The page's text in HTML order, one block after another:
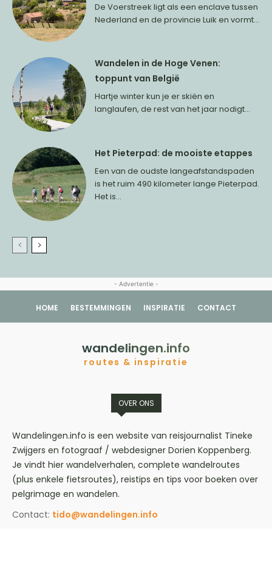
De Voerstreek ligt als een enclave tussen
Nederland en de provincie Luik en vormt...
Wandelen in de Hoge Venen:
toppunt van België
Hartje winter kun je er skiën en
langlaufen, de rest van het jaar nodigt...
Het Pieterpad: de mooiste etappes
Een van de oudste langeafstandspaden
is het ruim 490 kilometer lange Pieterpad.
Het is...
- Advertentie -
HOME BESTEMMINGEN INSPIRATIE CONTACT
wandelingen.info
routes & inspiratie
OVER ONS
Wandelingen.info is een website van reisjournalist Tineke
Zwijgers en fotograaf / webdesigner Dorien Koppenberg.
Je vindt hier wandelverhalen, complete wandelroutes
(plus enkele fietsroutes), reistips en tips voor boeken over
pelgrimage en wandelen.
Contact: tido@wandelingen.info